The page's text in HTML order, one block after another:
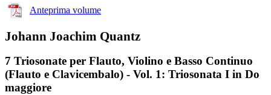
Anteprima volume
Johann Joachim Quantz
7 Triosonate per Flauto, Violino e Basso Continuo
(Flauto e Clavicembalo) - Vol. 1: Triosonata I in Do
maggiore